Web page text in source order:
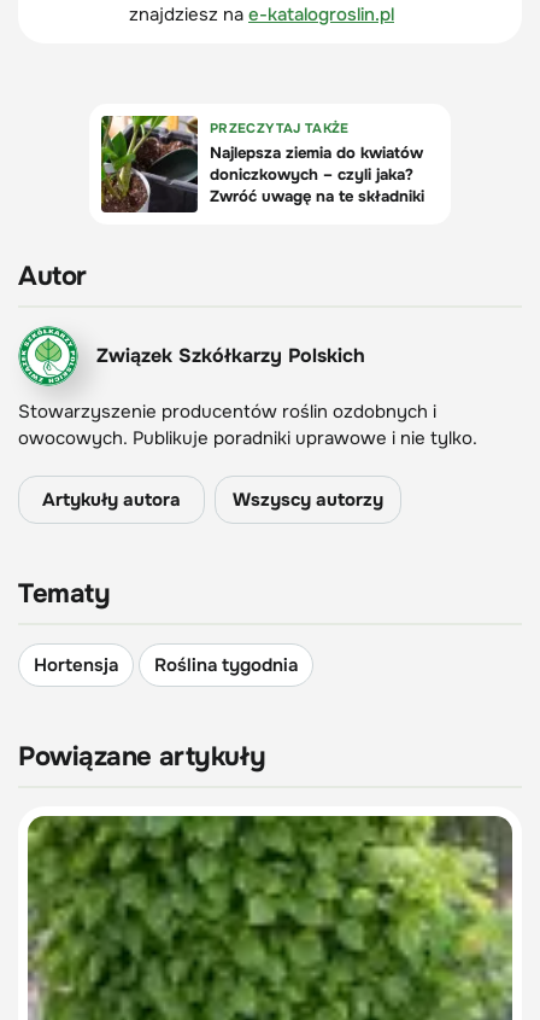
znajdziesz na e-katalogroslin.pl
Autor
Związek Szkółkarzy Polskich
Stowarzyszenie producentów roślin ozdobnych i
owocowych. Publikuje poradniki uprawowe i nie tylko.
Artykuły autora Wszyscy autorzy
Tematy
Hortensja Roślina tygodnia
Powiązane artykuły